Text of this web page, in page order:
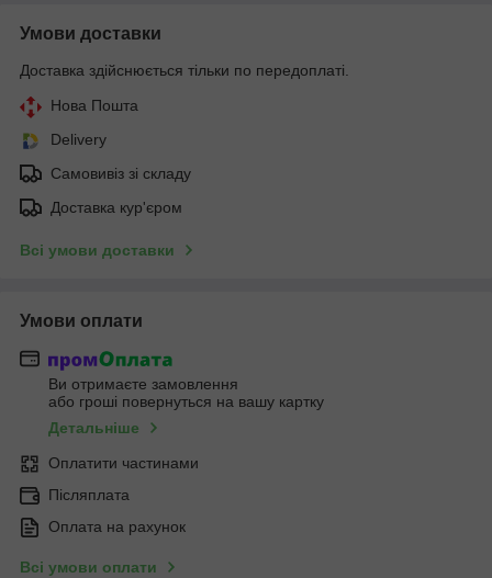
Умови доставки
Доставка здійснюється тільки по передоплаті.
Нова Пошта
Delivery
Самовивіз зі складу
Доставка кур'єром
Всі умови доставки
Умови оплати
Ви отримаєте замовлення
або гроші повернуться на вашу картку
Детальніше
Оплатити частинами
Післяплата
Оплата на рахунок
Всі умови оплати